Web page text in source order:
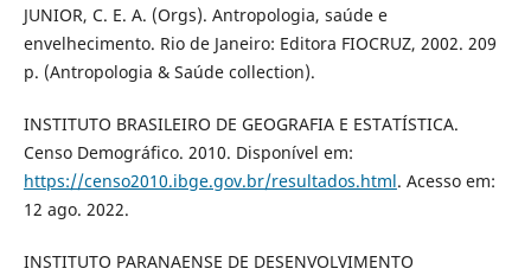
JUNIOR, C. E. A. (Orgs). Antropologia, saúde e
envelhecimento. Rio de Janeiro: Editora FIOCRUZ, 2002. 209
p. (Antropologia & Saúde collection).
INSTITUTO BRASILEIRO DE GEOGRAFIA E ESTATÍSTICA.
Censo Demográfico. 2010. Disponível em:
https://censo2010.ibge.gov.br/resultados.html. Acesso em:
12 ago. 2022.
INSTITUTO PARANAENSE DE DESENVOLVIMENTO